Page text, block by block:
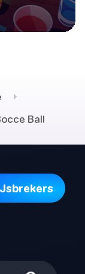
Ball